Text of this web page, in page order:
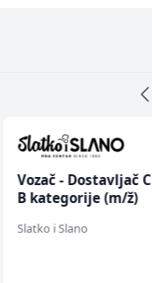
Vozač - Dostavljač
B kategorije (m/ž)
Slatko i Slano